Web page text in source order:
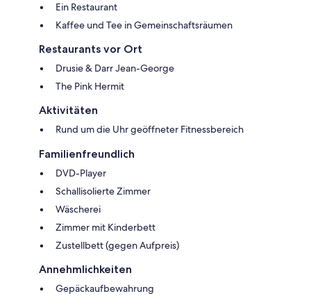
Ein Restaurant
Kaffee und Tee in Gemeinschaftsräumen
Restaurants vor Ort
Drusie & Darr Jean-George
The Pink Hermit
Aktivitäten
Rund um die Uhr geöffneter Fitnessbereich
Familienfreundlich
DVD-Player
Schallisolierte Zimmer
Wäscherei
Zimmer mit Kinderbett
Zustellbett (gegen Aufpreis)
Annehmlichkeiten
Gepäckaufbewahrung